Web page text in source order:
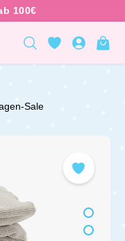
Sale